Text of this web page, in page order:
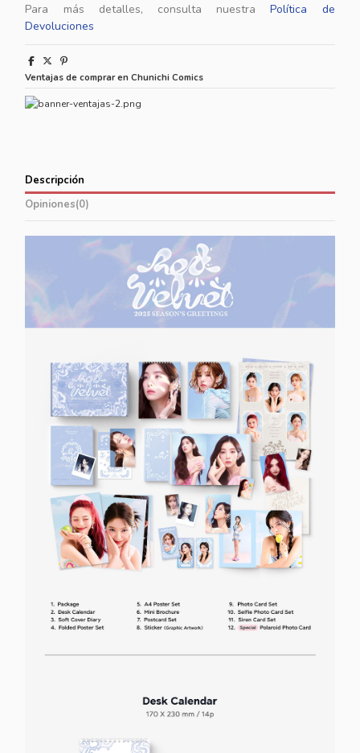
Para más detalles, consulta nuestra
Política de
Devoluciones
Ventajas de comprar en Chunichi Comics
Descripción
Opiniones(0)